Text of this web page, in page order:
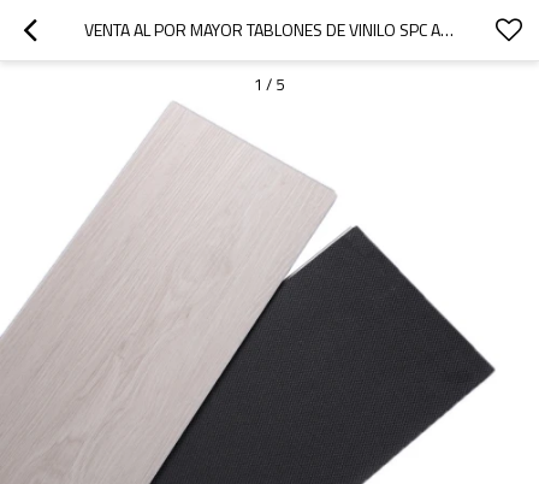
VENTA AL POR MAYOR TABLONES DE VINILO SPC A PRUEBA DE AGUA PISOS DE VINILO BLANCO NÚCLEO RÍGIDO | 9''X48'' 5.0/0.5 GRADO COMERCIAL DURABILIDAD RENDIMIENTO EXTREMO DISEÑO INNOVADOR HIF 20496
1 / 5